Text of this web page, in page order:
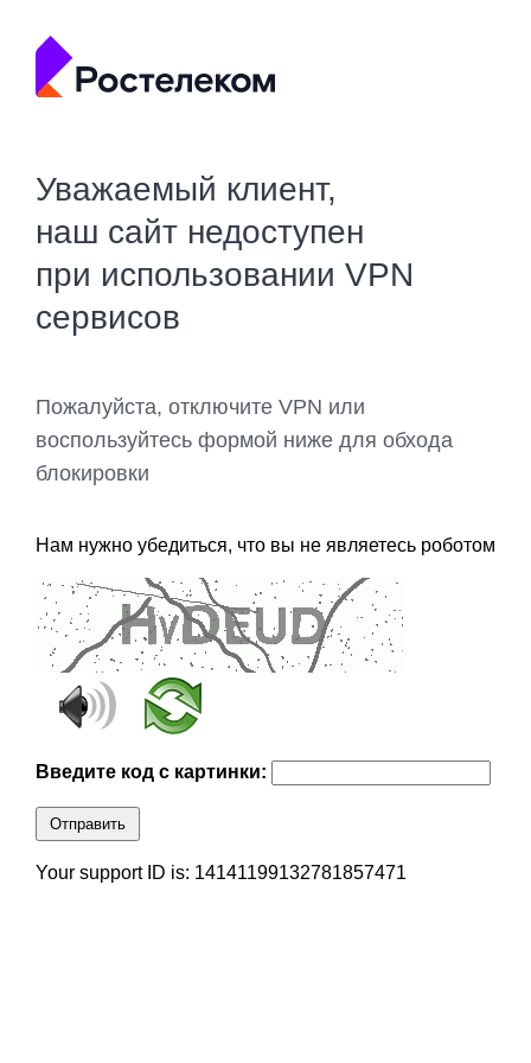
Уважаемый клиент,
наш сайт недоступен
при использовании VPN
сервисов
Пожалуйста, отключите VPN или
воспользуйтесь формой ниже для обхода
блокировки
Нам нужно убедиться, что вы не являетесь роботом
Введите код с картинки:
Отправить
Your support ID is: 14141199132781857471